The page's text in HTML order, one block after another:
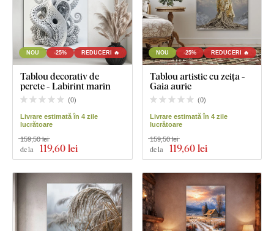
NOU -25% REDUCERI 🔥
Tablou decorativ de
perete - Labirint marin
(0)
Livrare estimată în 4 zile
lucrătoare
de la 119,60 lei
159,50 lei
NOU -25% REDUCERI 🔥
Tablou artistic cu zeița -
Gaia aurie
(0)
Livrare estimată în 4 zile
lucrătoare
de la 119,60 lei
159,50 lei